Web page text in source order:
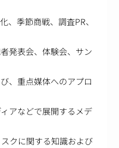
季節商戦、調査PR、
発表会、体験会、サン
、重点媒体へのアプロ
アなどで展開するメデ
クに関する知識および